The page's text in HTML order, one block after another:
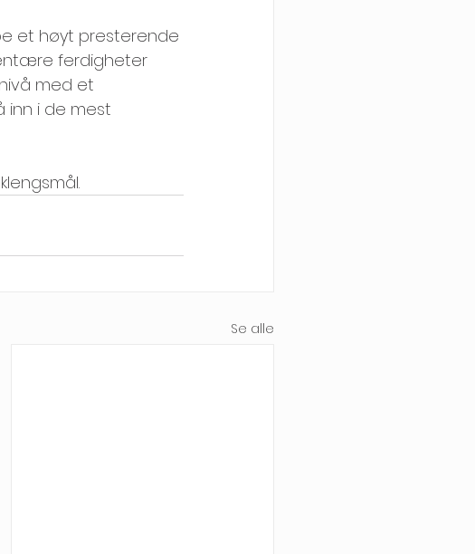
et høyt presterende
ferdigheter
med et
inn i de mest
Se alle